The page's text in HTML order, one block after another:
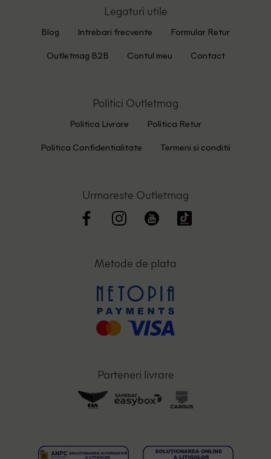
Legaturi utile
Blog Intrebari frecvente Formular Retur
Outletmag B2B Contul meu Contact
Politici Outletmag
Politica Livrare Politica Retur
Politica Confidentialitate Termeni si conditii
Urmareste Outletmag
Metode de plata
Parteneri livrare